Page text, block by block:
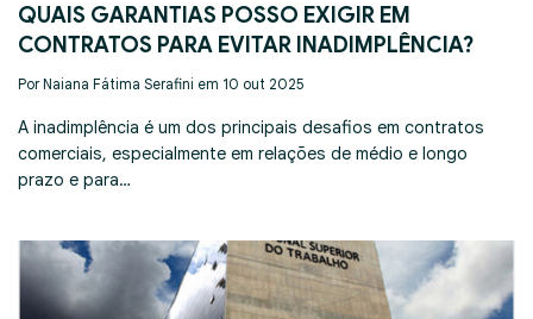
QUAIS GARANTIAS POSSO EXIGIR EM
CONTRATOS PARA EVITAR INADIMPLÊNCIA?
Por Naiana Fátima Serafini em 10 out 2025
A inadimplência é um dos principais desafios em contratos
comerciais, especialmente em relações de médio e longo
prazo e para…